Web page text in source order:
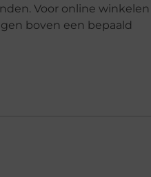
Voor online winkelen
boven een bepaald